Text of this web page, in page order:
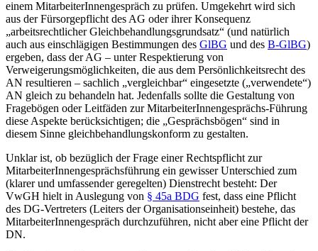
einem MitarbeiterInnengespräch zu prüfen. Umgekehrt wird sich
aus der Fürsorgepflicht des AG oder ihrer Konsequenz
„arbeitsrechtlicher Gleichbehandlungsgrundsatz“ (und natürlich
auch aus einschlägigen Bestimmungen des GlBG und des B-GlBG)
ergeben, dass der AG – unter Respektierung von
Verweigerungsmöglichkeiten, die aus dem Persönlichkeitsrecht des
AN resultieren – sachlich „vergleichbar“ eingesetzte („verwendete“)
AN gleich zu behandeln hat. Jedenfalls sollte die Gestaltung von
Fragebögen oder Leitfäden zur MitarbeiterInnengesprächs-Führung
diese Aspekte berücksichtigen; die „Gesprächsbögen“ sind in
diesem Sinne gleichbehandlungskonform zu gestalten.
Unklar ist, ob bezüglich der Frage einer Rechtspflicht zur
MitarbeiterInnengesprächsführung ein gewisser Unterschied zum
(klarer und umfassender geregelten) Dienstrecht besteht: Der
VwGH hielt in Auslegung von § 45a BDG fest, dass eine Pflicht
des DG-Vertreters (Leiters der Organisationseinheit) bestehe, das
MitarbeiterInnengespräch durchzuführen, nicht aber eine Pflicht der
DN.